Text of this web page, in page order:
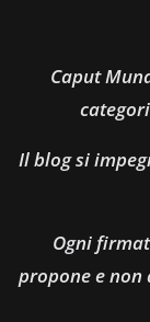
Caput
Il blog si
Ogni
propone e